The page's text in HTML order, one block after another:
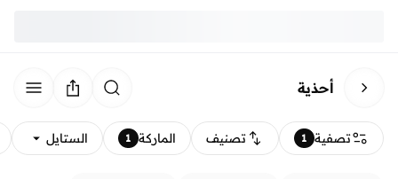
أحذية
تصفية 1 تصنيف الماركة 1 الستايل